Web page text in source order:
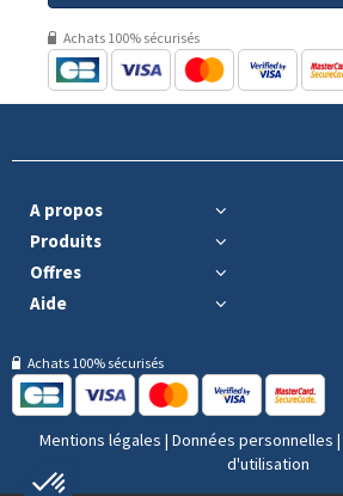
Achats 100% sécurisés
A propos
Produits
Offres
Aide
Achats 100% sécurisés
Mentions légales | Données personnelles |
d'utilisation